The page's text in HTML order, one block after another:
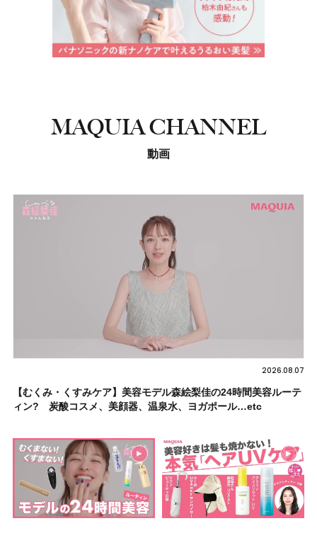
MAQUIA CHANNEL
動画
2026.08.07
【むくみ・くすみケア】美容モデル森絵梨佳の24時間美容ルーテ
ィン? 炭酸コスメ、美顔器、温泉水、ヨガポール…etc